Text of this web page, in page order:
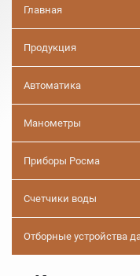
Главная
Продукция
Автоматика
Манометры
Приборы Росма
Счетчики воды
Отборные устройства